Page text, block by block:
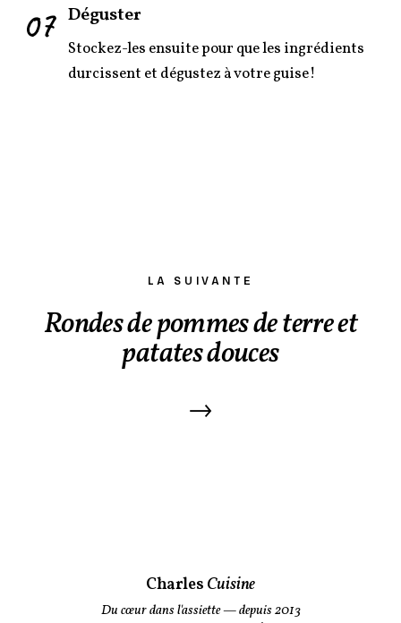
07 Déguster
Stockez-les ensuite pour que les ingrédients
durcissent et dégustez à votre guise!
LA SUIVANTE
Rondes de pommes de terre et
patates douces
→
Charles Cuisine
Du cœur dans l'assiette— depuis 2013